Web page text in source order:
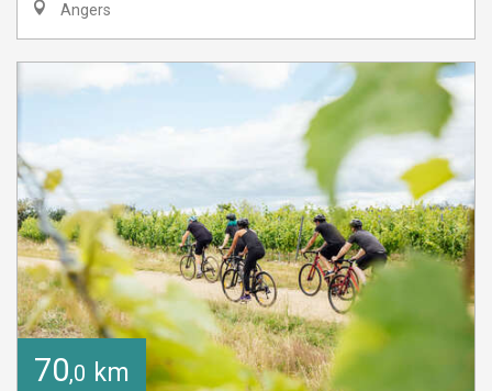
Angers
70,0 km